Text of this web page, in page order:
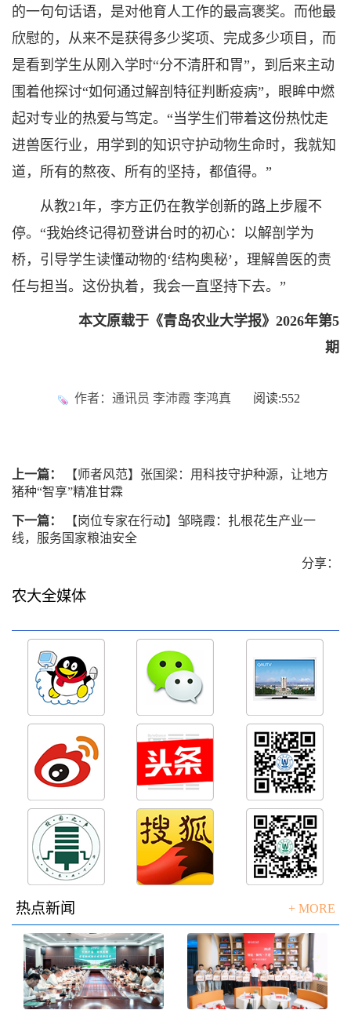
的一句句话语，是对他育人工作的最高褒奖。而他最
欣慰的，从来不是获得多少奖项、完成多少项目，而
是看到学生从刚入学时“分不清肝和胃”，到后来主动
围着他探讨“如何通过解剖特征判断疫病”，眼眸中燃
起对专业的热爱与笃定。“当学生们带着这份热忱走
进兽医行业，用学到的知识守护动物生命时，我就知
道，所有的熬夜、所有的坚持，都值得。”
从教21年，李方正仍在教学创新的路上步履不
停。“我始终记得初登讲台时的初心：以解剖学为
桥，引导学生读懂动物的‘结构奥秘’，理解兽医的责
任与担当。这份执着，我会一直坚持下去。”
本文原载于《青岛农业大学报》2026年第5
期
作者：通讯员 李沛霞 李鸿真 阅读:552
上一篇：
【师者风范】张国梁：用科技守护种源，让地方
猪种“智享”精准甘霖
下一篇：
【岗位专家在行动】邹晓霞：扎根花生产业一
线，服务国家粮油安全
分享：
农大全媒体
热点新闻 + MORE